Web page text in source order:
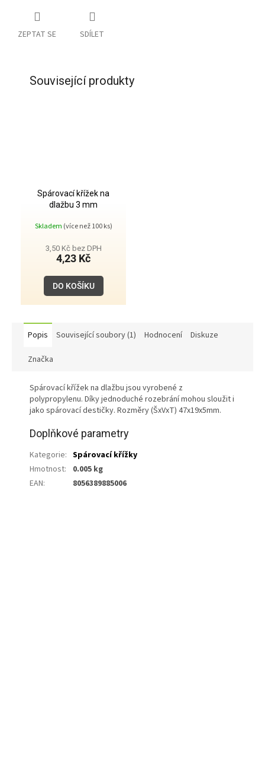
ZEPTAT SE SDÍLET
Související produkty
Spárovací křížek na
dlažbu 3 mm
Skladem (více než 100 ks)
3,50 Kč bez DPH
4,23 Kč
DO KOŠÍKU
Popis Související soubory (1) Hodnocení Diskuze
Značka
Spárovací křížek na dlažbu jsou vyrobené z
polypropylenu. Díky jednoduché rozebrání mohou sloužit i
jako spárovací destičky. Rozměry (ŠxVxT) 47x19x5mm.
Doplňkové parametry
Kategorie: Spárovací křížky
Hmotnost:
0.005 kg
EAN: 8056389885006